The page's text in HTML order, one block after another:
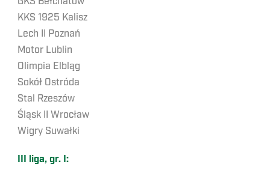
KKS 1925 Kalisz
Lech II Poznań
Motor Lublin
Olimpia Elbląg
Sokół Ostróda
Stal Rzeszów
Śląsk II Wrocław
Wigry Suwałki
III liga, gr. I: